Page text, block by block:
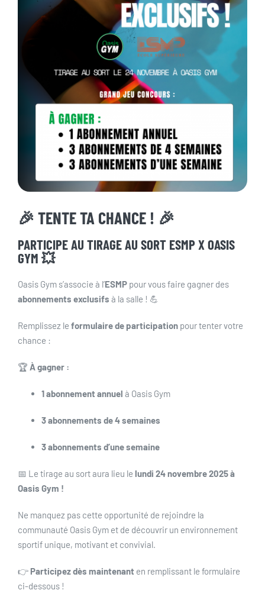
Actualités
Pré-inscription/boutique
🎉 TENTE TA CHANCE ! 🎉
PARTICIPE AU TIRAGE AU SORT ESMP X OASIS
GYM 💥
Oasis Gym s’associe à l’ESMPpour vous faire gagner des
abonnements exclusifs à la salle ! 💪
Remplissez le formulaire de participationpour tenter votre
chance :
🏆 À gagner :
1 abonnement annuel à Oasis Gym
3 abonnements de 4 semaines
3 abonnements d’une semaine
📅 Le tirage au sort aura lieu le lundi 24 novembre 2025 à
Oasis Gym !
Ne manquez pas cette opportunité de rejoindre la
communauté Oasis Gym et de découvrir un environnement
sportif unique, motivant et convivial.
👉 Participez dès maintenanten remplissant le formulaire
ci-dessous !